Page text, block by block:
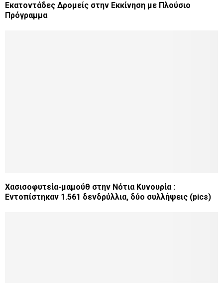
Εκατοντάδες Δρομείς στην Εκκίνηση με Πλούσιο
Πρόγραμμα
Χασισοφυτεία-μαμούθ στην Νότια Κυνουρία :
Εντοπίστηκαν 1.561 δενδρύλλια, δύο συλλήψεις (pics)